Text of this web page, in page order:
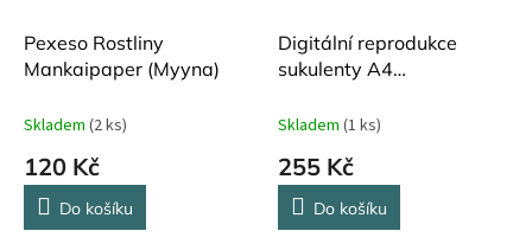
Pexeso Rostliny
Mankaipaper (Myyna)
Skladem (2 ks)
120 Kč
Do košíku
Digitální reprodukce
sukulenty A4
Skladem (1 ks)
255 Kč
Do košíku